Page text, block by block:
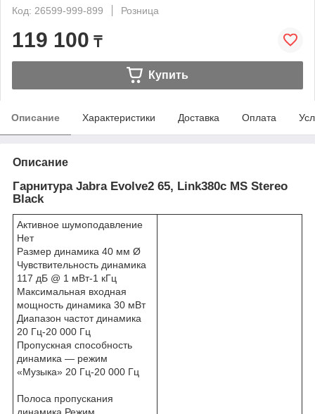
Код: 26599-999-899
Розница
119 100 ₸
Купить
Описание Характеристики Доставка Оплата
Описание
Гарнитура Jabra Evolve2 65, Link380c MS Stereo
Black
Активное шумоподавление
Нет
Размер динамика 40 мм Ø
Чувствительность динамика
117 дБ @ 1 мВт-1 кГц
Максимальная входная
мощность динамика 30 мВт
Диапазон частот динамика
20 Гц-20 000 Гц
Пропускная способность
динамика — режим
«Музыка» 20 Гц-20 000 Гц
Полоса пропускания
динамика Режим